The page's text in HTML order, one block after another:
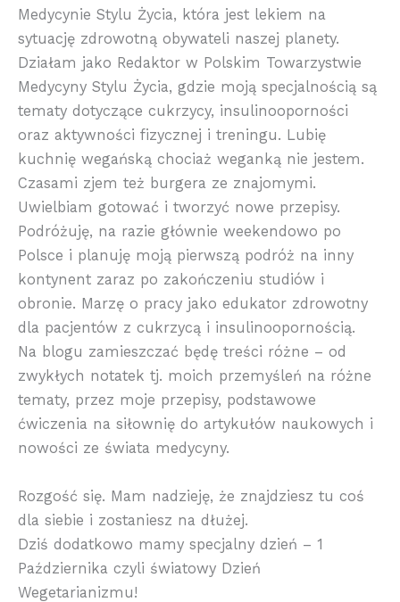
Medycynie Stylu Życia, która jest lekiem na
sytuację zdrowotną obywateli naszej planety.
Działam jako Redaktor w Polskim Towarzystwie
Medycyny Stylu Życia, gdzie moją specjalnością są
tematy dotyczące cukrzycy, insulinooporności
oraz aktywności fizycznej i treningu. Lubię
kuchnię wegańską chociaż weganką nie jestem.
Czasami zjem też burgera ze znajomymi.
Uwielbiam gotować i tworzyć nowe przepisy.
Podróżuję, na razie głównie weekendowo po
Polsce i planuję moją pierwszą podróż na inny
kontynent zaraz po zakończeniu studiów i
obronie. Marzę o pracy jako edukator zdrowotny
dla pacjentów z cukrzycą i insulinoopornością.
Na blogu zamieszczać będę treści różne – od
zwykłych notatek tj. moich przemyśleń na różne
tematy, przez moje przepisy, podstawowe
ćwiczenia na siłownię do artykułów naukowych i
nowości ze świata medycyny.
Rozgość się. Mam nadzieję, że znajdziesz tu coś
dla siebie i zostaniesz na dłużej.
Dziś dodatkowo mamy specjalny dzień – 1
Października czyli światowy Dzień
Wegetarianizmu!